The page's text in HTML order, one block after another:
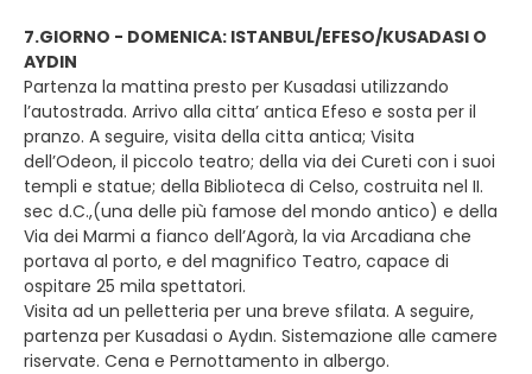
7.GIORNO - DOMENICA: ISTANBUL/EFESO/KUSADASI O
AYDIN
Partenza la mattina presto per Kusadasi utilizzando
l’autostrada. Arrivo alla citta’ antica Efeso e sosta per il
pranzo. A seguire, visita della citta antica; Visita
dell’Odeon, il piccolo teatro; della via dei Cureti con i suoi
templi e statue; della Biblioteca di Celso, costruita nel II.
sec d.C.,(una delle più famose del mondo antico) e della
Via dei Marmi a fianco dell’Agorà, la via Arcadiana che
portava al porto, e del magnifico Teatro, capace di
ospitare 25 mila spettatori.
Visita ad un pelletteria per una breve sfilata. A seguire,
partenza per Kusadasi o Aydın. Sistemazione alle camere
riservate. Cena e Pernottamento in albergo.